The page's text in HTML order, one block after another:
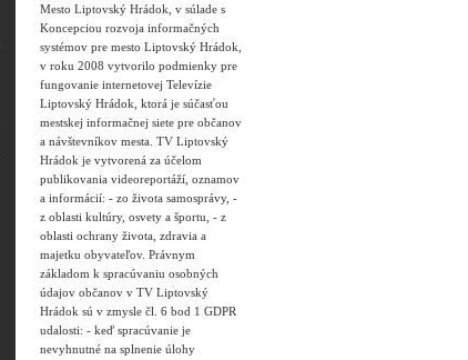
Mesto Liptovský Hrádok, v súlade s
Koncepciou rozvoja informačných
systémov pre mesto Liptovský Hrádok,
v roku 2008 vytvorilo podmienky pre
fungovanie internetovej Televízie
Liptovský Hrádok, ktorá je súčasťou
mestskej informačnej siete pre občanov
a návštevníkov mesta. TV Liptovský
Hrádok je vytvorená za účelom
publikovania videoreportáží, oznamov
a informácií: - zo života samosprávy, -
z oblasti kultúry, osvety a športu, - z
oblasti ochrany života, zdravia a
majetku obyvateľov. Právnym
základom k spracúvaniu osobných
údajov občanov v TV Liptovský
Hrádok sú v zmysle čl. 6 bod 1 GDPR
udalosti: - keď spracúvanie je
nevyhnutné na splnenie úlohy